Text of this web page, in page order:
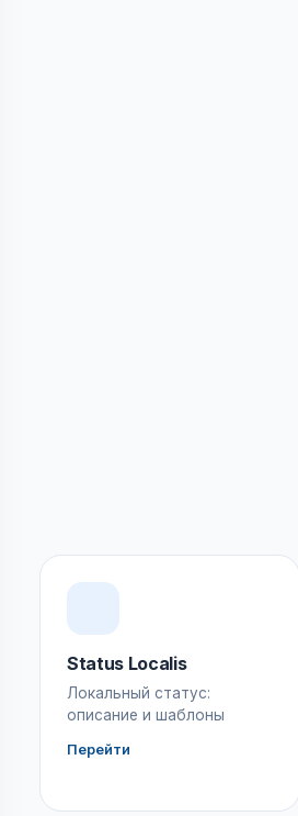
Status Localis
Локальный статус:
описание и шаблоны
Перейти